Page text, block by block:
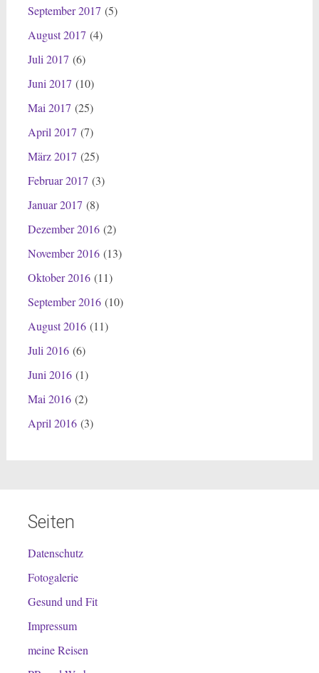
September 2017 (5)
August 2017 (4)
Juli 2017 (6)
Juni 2017 (10)
Mai 2017 (25)
April 2017 (7)
März 2017 (25)
Februar 2017 (3)
Januar 2017 (8)
Dezember 2016(2)
November 2016(13)
Oktober 2016(11)
September 2016(10)
August 2016(11)
Juli 2016(6)
Juni 2016(1)
Mai 2016(2)
April 2016(3)
Seiten
Datenschutz
Fotogalerie
Gesund und Fit
Impressum
meine Reisen